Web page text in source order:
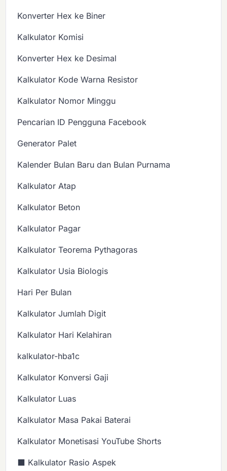
Konverter Hex ke Biner
Kalkulator Komisi
Konverter Hex ke Desimal
Kalkulator Kode Warna Resistor
Kalkulator Nomor Minggu
Pencarian ID Pengguna Facebook
Generator Palet
Kalender Bulan Baru dan Bulan Purnama
Kalkulator Atap
Kalkulator Beton
Kalkulator Pagar
Kalkulator Teorema Pythagoras
Kalkulator Usia Biologis
Hari Per Bulan
Kalkulator Jumlah Digit
Kalkulator Hari Kelahiran
kalkulator-hba1c
Kalkulator Konversi Gaji
Kalkulator Luas
Kalkulator Masa Pakai Baterai
Kalkulator Monetisasi YouTube Shorts
⬛ Kalkulator Rasio Aspek